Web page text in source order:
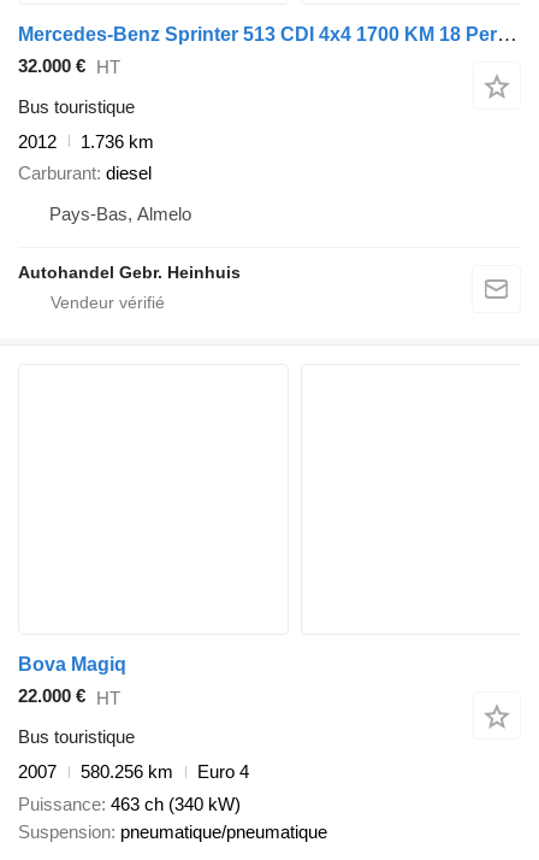
Mercedes-Benz Sprinter 513 CDI 4x4 1700 KM 18 Persons Expeditionsfahrzeug!
32.000 € HT
Bus touristique
2012
1.736 km
Carburant diesel
Pays-Bas, Almelo
Autohandel Gebr. Heinhuis
Bova Magiq
22.000 € HT
Bus touristique
2007
580.256 km
Euro 4
Puissance 463 ch (340 kW)
Suspension pneumatique/pneumatique